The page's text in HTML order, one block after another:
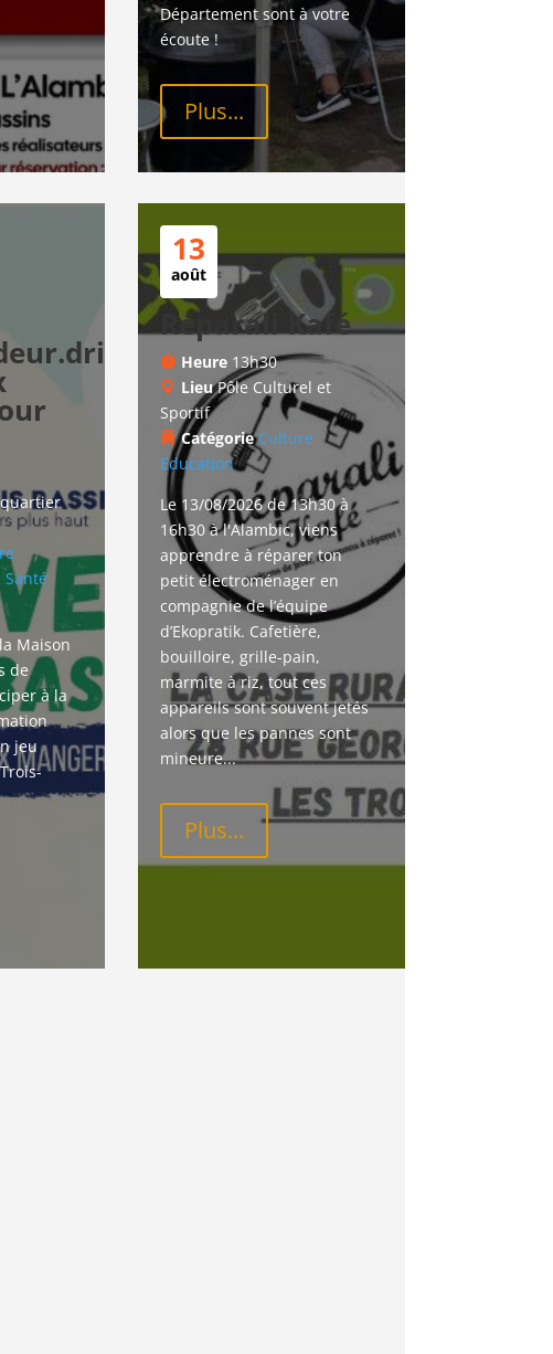
Département sont à votre
écoute !
Plus...
Santé
Maison
de
à la
jeu
13
août
Réparali Kafé
Heure 13h30
LieuPôle Culturel et
Sportif
CatégorieCulture
Education
Le 13/08/2026 de 13h30 à
16h30 à l'Alambic, viens
apprendre à réparer ton
petit électroménager en
compagnie de l’équipe
d’Ekopratik. Cafetière,
bouilloire, grille-pain,
marmite à riz, tout ces
appareils sont souvent jetés
alors que les pannes sont
mineure...
Plus...